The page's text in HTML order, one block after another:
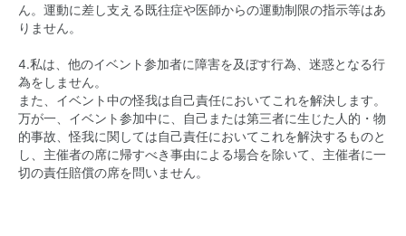
ん。運動に差し支える既往症や医師からの運動制限の指示等はあ
りません。
4.私は、他のイベント参加者に障害を及ぼす行為、迷惑となる行
為をしません。
また、イベント中の怪我は自己責任においてこれを解決します。
万が一、イベント参加中に、自己または第三者に生じた人的・物
的事故、怪我に関しては自己責任においてこれを解決するものと
し、主催者の席に帰すべき事由による場合を除いて、主催者に一
切の責任賠償の席を問いません。